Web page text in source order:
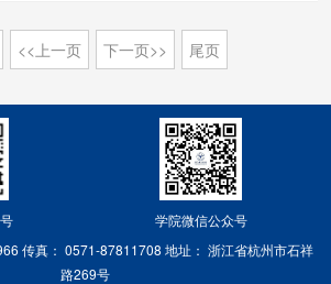
<<上一页 下一页>> 尾页
学院微信公众号
传真： 0571-87811708 地址： 浙江省杭州市石祥
路269号